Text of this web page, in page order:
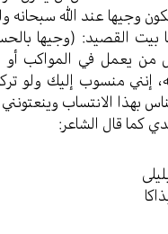
وجيها عند الله سبحانه
بيت القصيد: (وجيها
يعمل في المواكب أو
إنني منسوب إليك ولو
بهذا الانتساب
كما قال الشاعر: